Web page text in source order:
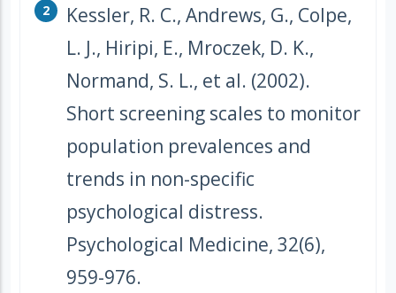
Kessler, R. C., Andrews, G., Colpe,
L. J., Hiripi, E., Mroczek, D. K.,
Normand, S. L., et al. (2002).
Short screening scales to monitor
population prevalences and
trends in non-specific
psychological distress.
Psychological Medicine, 32(6),
959-976.